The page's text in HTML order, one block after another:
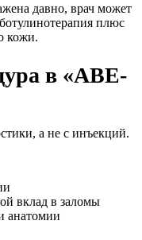
давно, врач может
плюс
кожи.
в «АВЕ-
а не с инъекций.
вклад в заломы
анатомии